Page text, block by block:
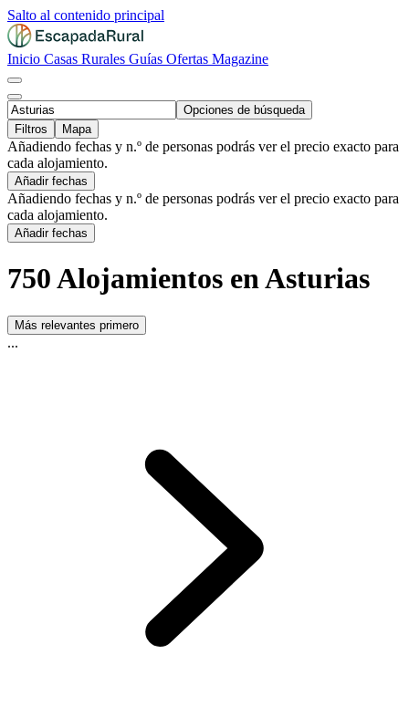
Salto al contenido principal
Inicio Casas Rurales Guías Ofertas Magazine
Opciones de búsqueda
Filtros
Mapa
Añadiendo fechas y n.º de personas podrás ver el precio exacto para
cada alojamiento.
Añadir fechas
Añadiendo fechas y n.º de personas podrás ver el precio exacto para
cada alojamiento.
Añadir fechas
750 Alojamientos en Asturias
Más relevantes primero
...